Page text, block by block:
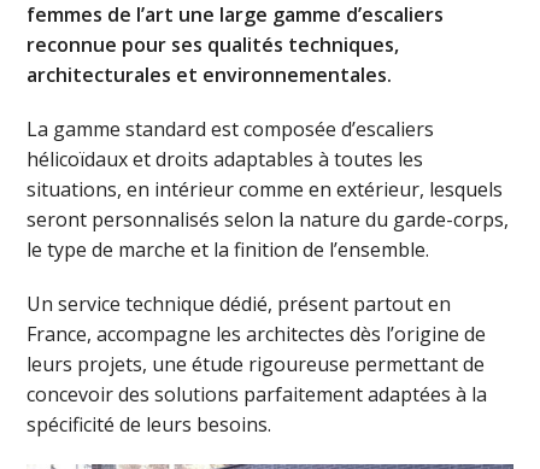
femmes de l’art une large gamme d’escaliers
reconnue pour ses qualités techniques,
architecturales et environnementales.
La gamme standard est composée d’escaliers
hélicoïdaux et droits adaptables à toutes les
situations, en intérieur comme en extérieur, lesquels
seront personnalisés selon la nature du garde-corps,
le type de marche et la finition de l’ensemble.
Un service technique dédié, présent partout en
France, accompagne les architectes dès l’origine de
leurs projets, une étude rigoureuse permettant de
concevoir des solutions parfaitement adaptées à la
spécificité de leurs besoins.